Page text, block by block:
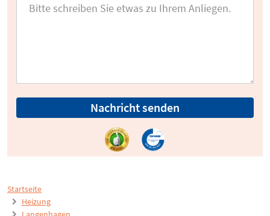
Startseite
Heizung
Nachricht senden